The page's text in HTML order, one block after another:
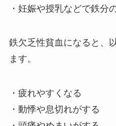
・妊娠や授乳などで鉄分
鉄欠乏性貧血になると、
ます。
・疲れやすくなる
・動悸や息切れがする